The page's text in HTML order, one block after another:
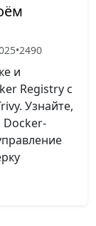
•2490
и
Registry с
Узнайте,
Docker-